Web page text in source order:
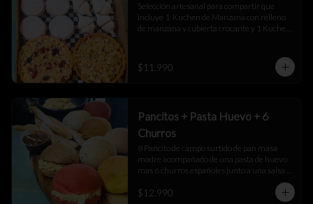
Selección artesanal para compartir que
incluye 1  Kuchen de Manzana con relleno
de manzana y cubierta crocante y 1 Kuchen
alfajores de maicena rellenos de manjar
$11.990
Pancitos + Pasta Huevo + 6
Churros
8 Pancito de campo surtido de pan masa
madre acompañado de una pasta de huevo
mas 6 churros españoles junto a una salsa
$12.990